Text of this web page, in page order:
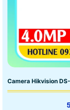
Camera Hikvision